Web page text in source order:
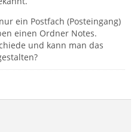
ein Postfach (Posteingang)
einen Ordner Notes.
und kann man das